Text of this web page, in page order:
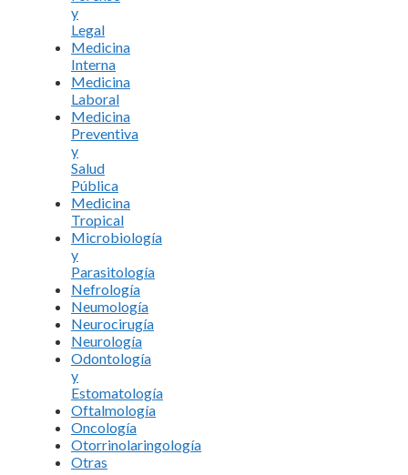
y
Legal
Medicina
Interna
Medicina
Laboral
Medicina
Preventiva
y
Salud
Pública
Medicina
Tropical
Microbiología
y
Parasitología
Nefrología
Neumología
Neurocirugía
Neurología
Odontología
y
Estomatología
Oftalmología
Oncología
Otorrinolaringología
Otras